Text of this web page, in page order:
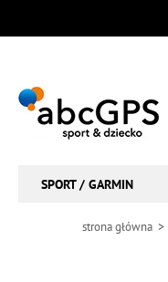
SPORT / GARMIN
strona główna